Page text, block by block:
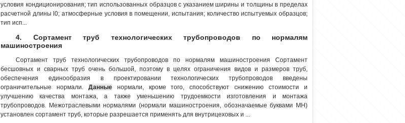
условия кондиционирования; тип использованных образцов с указанием ширины и толщины в пределах
расчетной длины l0; атмосферные условия в помещении, испытания; количество испытуемых образцов;
тип исп...
4. Сортамент труб технологических трубопроводов по нормалям
машиностроения
Сортамент труб технологических трубопроводов по нормалям машиностроения Сортамент
бесшовных и сварных труб очень большой, поэтому в целях ограничения видов и размеров труб,
обеспечения единообразия в проектировании технологических трубопроводов введены
ограничительные нормали. Данныенормали, кроме того, способствуют снижению стоимости и
улучшению качества монтажа, а также уменьшению трудоемкости изготовления и монтажа
трубопроводов. Межотраслевыми нормалями (нормали машиностроения, обозначаемые буквами МН)
установлен сортамент труб, которые разрешается применять для внутрицеховых и ...